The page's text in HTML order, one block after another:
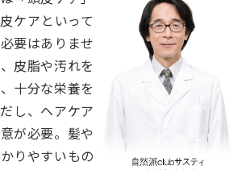
ケアといって
要はありませ
皮脂や汚れを
十分な栄養を
し、ヘアケア
が必要。髪や
りやすいもの